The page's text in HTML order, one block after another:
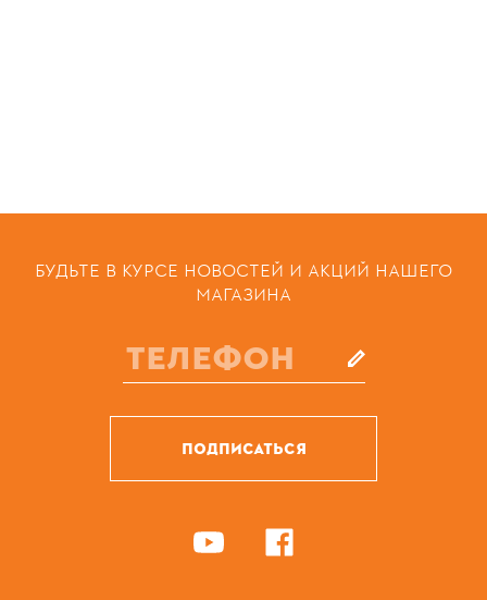
БУДЬТЕ В КУРСЕ НОВОСТЕЙ И АКЦИЙ НАШЕГО
МАГАЗИНА
ПОДПИСАТЬСЯ